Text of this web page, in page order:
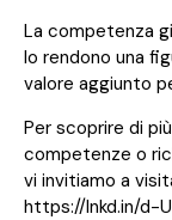
La competenza
lo rendono una
valore aggiunto
Per scoprire di
competenze o
vi invitiamo a
https://lnkd.in/d-